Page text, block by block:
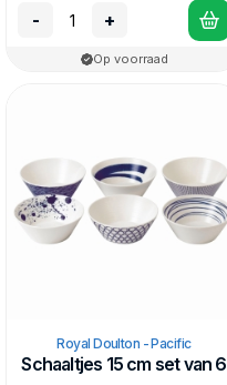
- +
Op voorraad
Royal Doulton - Pacific
Schaaltjes 15 cm set van 6